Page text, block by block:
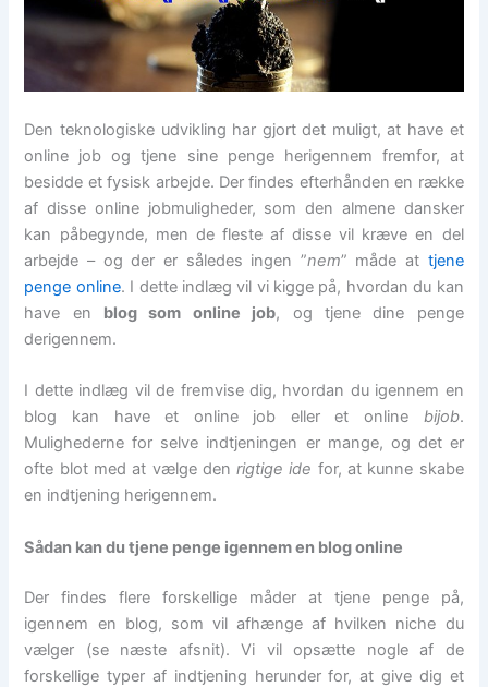
Den teknologiske udvikling har gjort det muligt, at have et
online job og tjene sine penge herigennem fremfor, at
besidde et fysisk arbejde. Der findes efterhånden en række
af disse online jobmuligheder, som den almene dansker
kan påbegynde, men de fleste af disse vil kræve en del
arbejde – og der er således ingen ”nem” måde at tjene
penge online. I dette indlæg vil vi kigge på, hvordan du kan
have en blog som online job, og tjene dine penge
derigennem.
I dette indlæg vil de fremvise dig, hvordan du igennem en
blog kan have et online job eller et online bijob.
Mulighederne for selve indtjeningen er mange, og det er
ofte blot med at vælge denrigtige ide for, at kunne skabe
en indtjening herigennem.
Sådan kan du tjene penge igennem en blog online
Der findes flere forskellige måder at tjene penge på,
igennem en blog, som vil afhænge af hvilken niche du
vælger (se næste afsnit). Vi vil opsætte nogle af de
forskellige typer af indtjening herunder for, at give dig et